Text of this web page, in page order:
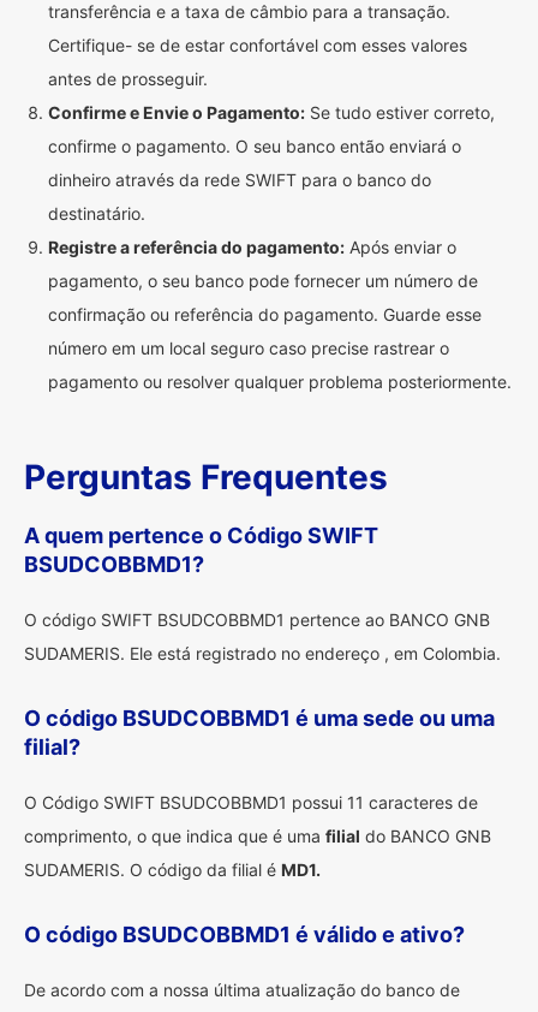
transferência e a taxa de câmbio para a transação.
Certifique- se de estar confortável com esses valores
antes de prosseguir.
Confirme e Envie o Pagamento: Se tudo estiver correto,
confirme o pagamento. O seu banco então enviará o
dinheiro através da rede SWIFT para o banco do
destinatário.
Registre a referência do pagamento: Após enviar o
pagamento, o seu banco pode fornecer um número de
confirmação ou referência do pagamento. Guarde esse
número em um local seguro caso precise rastrear o
pagamento ou resolver qualquer problema posteriormente.
Perguntas Frequentes
A quem pertence o Código SWIFT
BSUDCOBBMD1?
O código SWIFT BSUDCOBBMD1 pertence ao BANCO GNB
SUDAMERIS. Ele está registrado no endereço , em Colombia.
O código BSUDCOBBMD1 é uma sede ou uma
filial?
O Código SWIFT BSUDCOBBMD1 possui 11 caracteres de
comprimento, o que indica que é uma filial do BANCO GNB
SUDAMERIS. O código da filial é MD1.
O código BSUDCOBBMD1 é válido e ativo?
De acordo com a nossa última atualização do banco de